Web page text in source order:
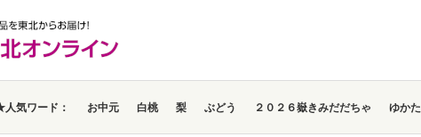
気ワード： お中元 白桃 梨 ぶどう ２０２６嶽きみだだちゃ ゆかた